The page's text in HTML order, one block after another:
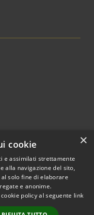
© 2026 • Comune di
Spinadesco • Powered by
Municipium•Accesso
redazione
×
cookie
e assimilati strettamente
alla navigazione del sito,
solo fine di elaborare
e anonime.
policy al seguente link